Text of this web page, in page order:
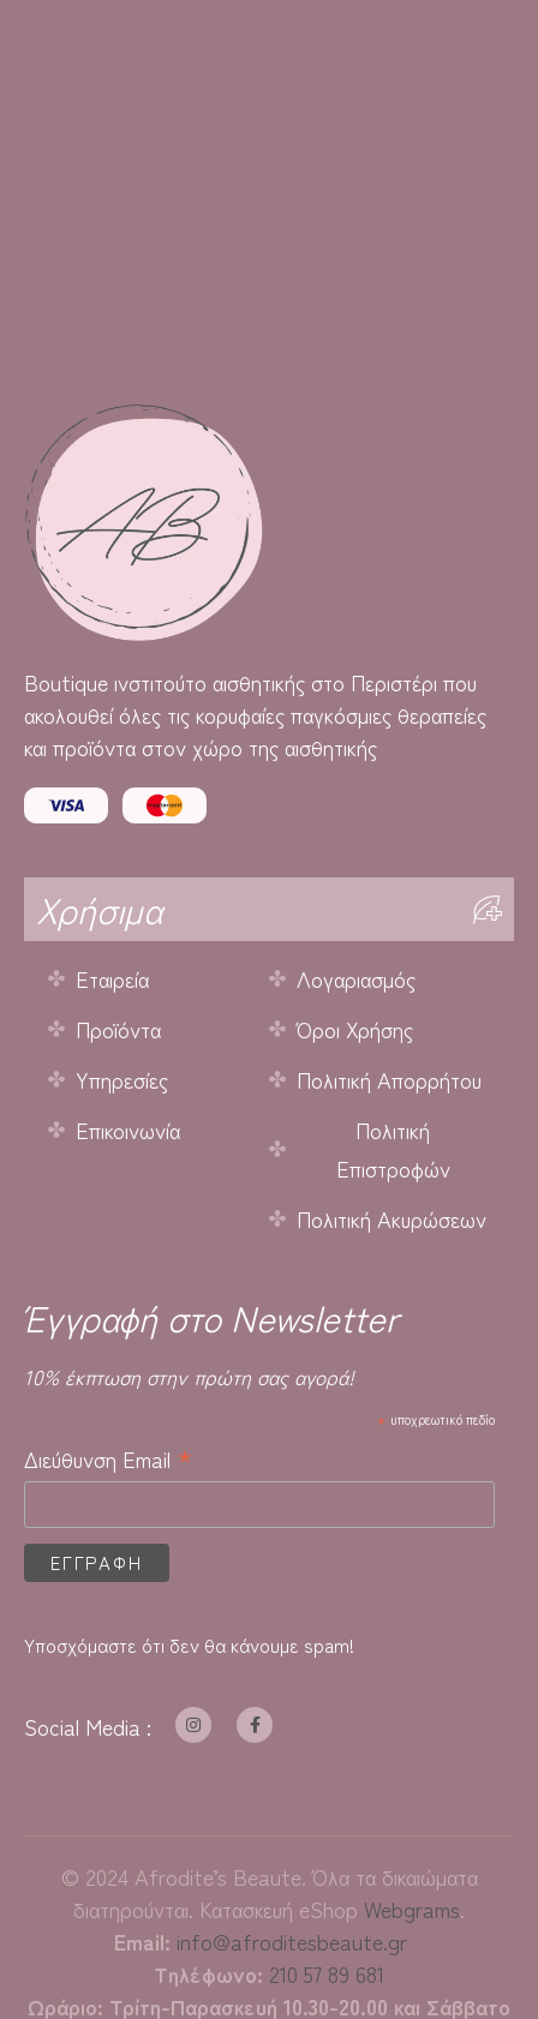
Boutique ινστιτούτο αισθητικής στο Περιστέρι που
ακολουθεί όλες τις κορυφαίες παγκόσμιες θεραπείες
και προϊόντα στον χώρο της αισθητικής
Χρήσιμα
Εταιρεία
Προϊόντα
Υπηρεσίες
Επικοινωνία
Λογαριασμός
Όροι Χρήσης
Πολιτική Απορρήτου
Πολιτική
Επιστροφών
Πολιτική Ακυρώσεων
Έγγραφή στο Newsletter
10% έκπτωση στην πρώτη σας αγορά!
* υποχρεωτικό πεδίο
Διεύθυνση Email *
Υποσχόμαστε ότι δεν θα κάνουμε spam!
Social Media :
© 2024Afrodite’s Beaute. Όλα τα δικαιώματα
διατηρούνται. Κατασκευή eShop Webgrams.
Email: info@afroditesbeaute.gr
Τηλέφωνο: 210 57 89 681
Ωράριο: Τρίτη-Παρασκευή 10.30-20.00 και Σάββατο